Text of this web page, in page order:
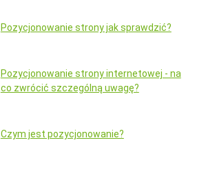
Pozycjonowanie strony jak sprawdzić?
Pozycjonowanie strony internetowej - na
co zwrócić szczególną uwagę?
Czym jest pozycjonowanie?